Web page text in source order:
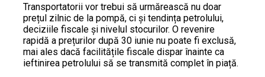
Transportatorii vor trebui să urmărească nu doar
prețul zilnic de la pompă, ci și tendința petrolului,
deciziile fiscale și nivelul stocurilor. O revenire
rapidă a prețurilor după 30 iunie nu poate fi exclusă,
mai ales dacă facilitățile fiscale dispar înainte ca
ieftinirea petrolului să se transmită complet în piață.